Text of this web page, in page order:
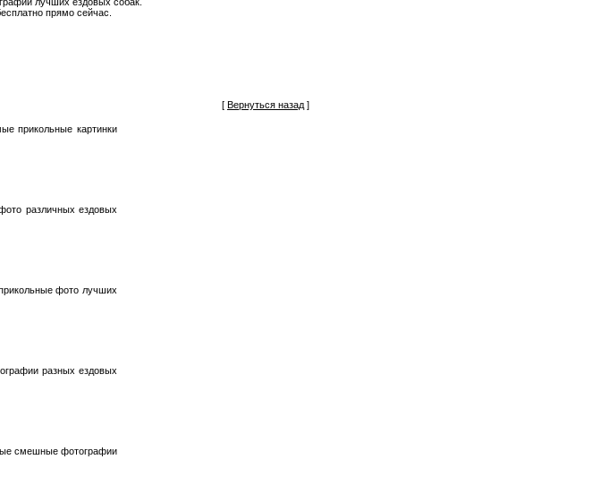
прямо сейчас.
прикольные картинки
различных ездовых
фото лучших
разных ездовых
смешные фотографии
[ Вернуться назад ]